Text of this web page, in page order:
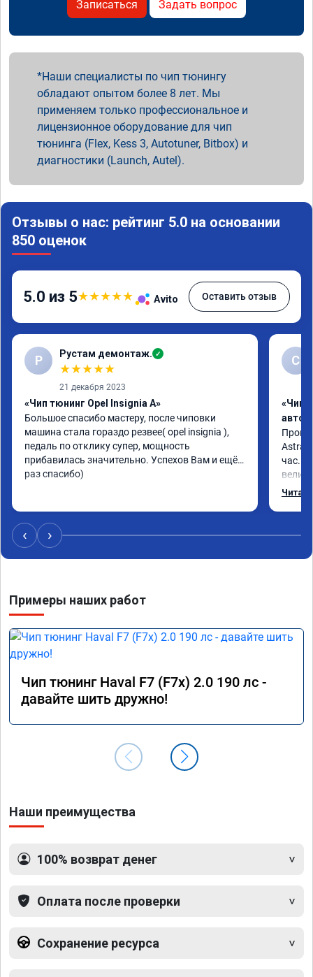
Записаться Задать вопрос
Наши специалисты по чип тюнингу
обладают опытом более 8 лет. Мы
применяем только профессиональное и
лицензионное оборудование для чип
тюнинга (Flex, Kess 3, Autotuner, Bitbox) и
диагностики (Launch, Autel).
Отзывы о нас: рейтинг 5.0 на основании
850 оценок
5.0 из 5★★★★★ Avito Оставить отзыв
Р Рустам демонтаж. ✓
★★★★★
21 декабря 2023
«Чип тюнинг Opel Insignia A»
Большое спасибо мастеру, после чиповки
машина стала гораздо резвее( opel insignia ),
педаль по отклику супер, мощность
прибавилась значительно. Успехов Вам и ещё
раз спасибо)
С
«Чип
Astra
час.
Номер
‹ ›
Примеры наших работ
Чип тюнинг Haval F7 (F7x) 2.0 190 лс -
давайте шить дружно!
Наши преимущества
100% возврат денег
Оплата после проверки
Сохранение ресурса